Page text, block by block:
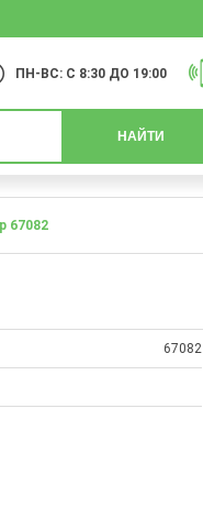
ПН-ВС: С 8:30 ДО 19:00
НАЙТИ
67082
67082